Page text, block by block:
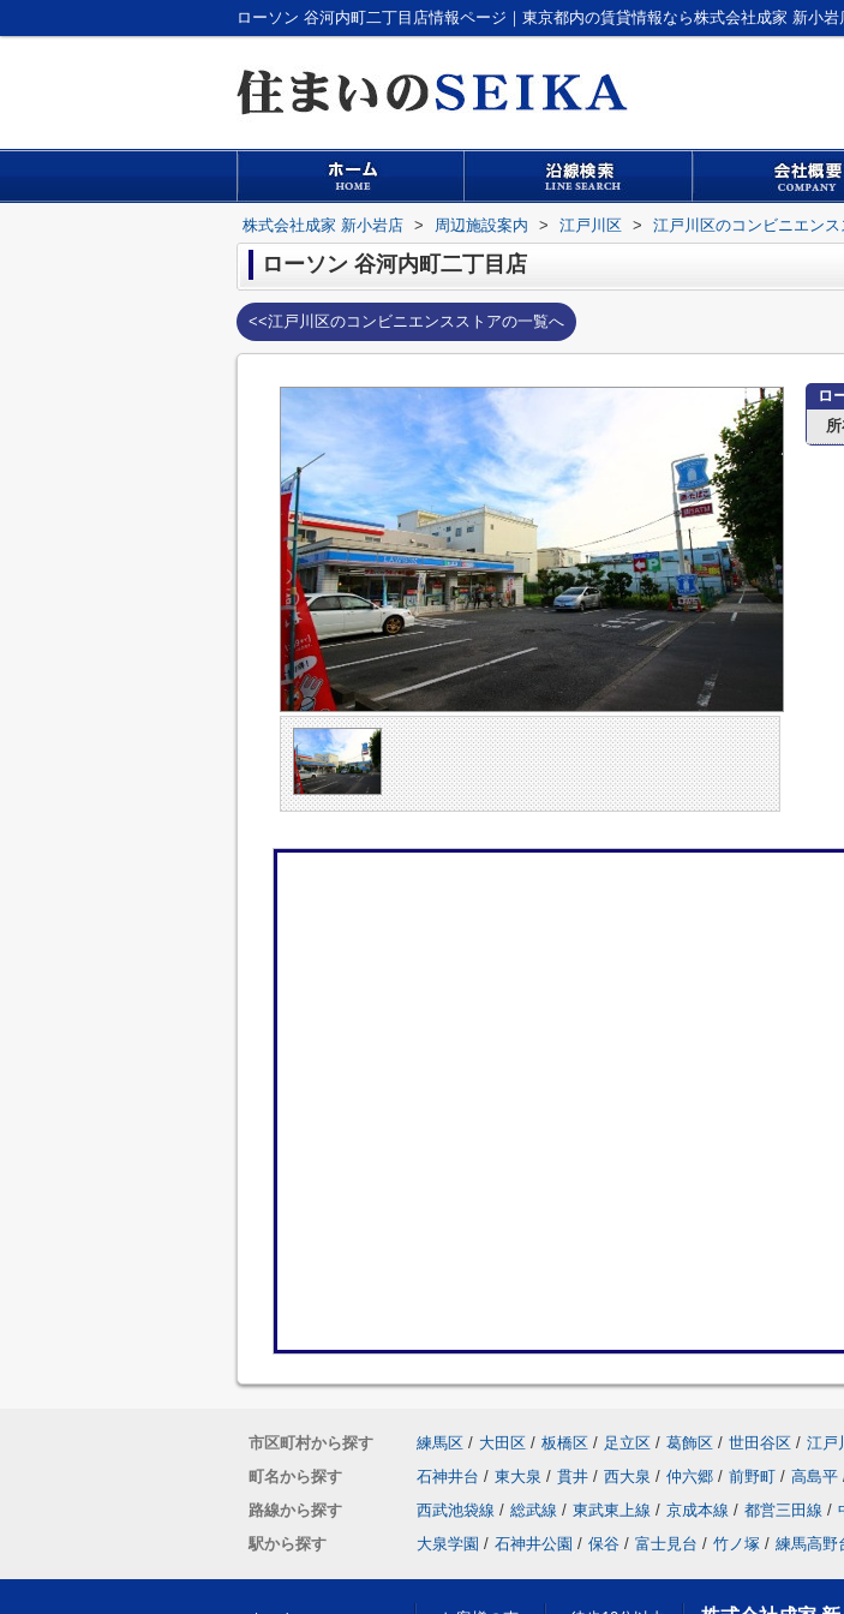
ローソン 谷河内町二丁目店情報ページ｜東京都内の賃貸情報なら株式会社成家 新小岩
株式会社成家 新小岩店 > 周辺施設案内 > 江戸川区 > 江戸川区のコンビニエンス
ローソン 谷河内町二丁目店
<<江戸川区のコンビニエンスストアの一覧へ
ロ
市区町村から探す 練馬区 / 大田区 / 板橋区 / 足立区 / 葛飾区 / 世田谷区 / 江戸
町名から探す
石神井台 / 東大泉 / 貫井 / 西大泉 / 仲六郷 / 前野町 / 高島平
路線から探す
西武池袋線 / 総武線 / 東武東上線 / 京成本線 / 都営三田線 /
駅から探す
大泉学園 / 石神井公園 / 保谷 / 富士見台 / 竹ノ塚 / 練馬高野